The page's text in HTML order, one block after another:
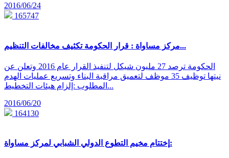
2016/06/24
165747
مركز مساواة : قرار الحكومة تكثيف مخالفات التنظيم...
الحكومة ترصد 27 مليون شيكل لتنفيذ القرار عام 2016 وتعلن عن
نيتها توظيف 35 موظف لتعميق مراقبة البناء وتسريع عمليات الهدم
المطلوب :إلزام هيئات التخطيط...
2016/06/20
164130
إختتام مخيم التطوع الدولي الشبابي لمركز مساواة: